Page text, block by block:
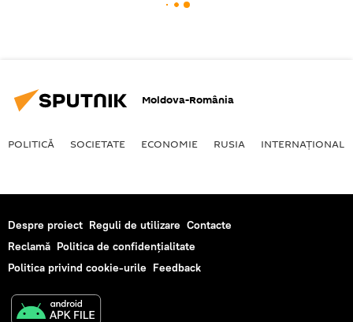
Moldova-România
POLITICĂ SOCIETATE ECONOMIE RUSIA INTERNAŢIONAL
Despre proiect Reguli de utilizare Contacte
Reclamă Politica de confidențialitate
Politica privind cookie-urile Feedback